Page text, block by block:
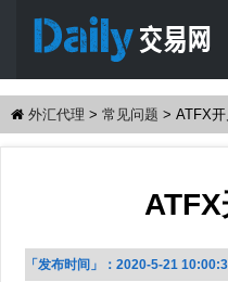
网站首页
代理支持
外汇代理 > 常见问题 > ATFX
「发布时间」：2020-5-21